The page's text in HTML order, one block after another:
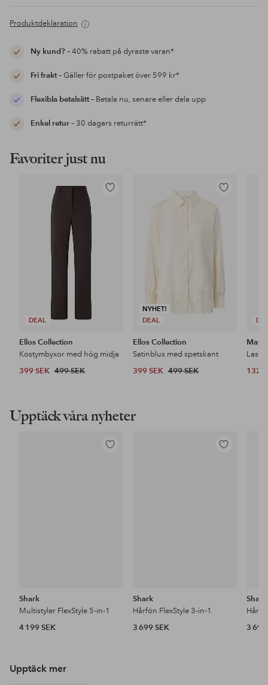
Produktdeklaration
Ny kund?– 40% rabatt på dyraste varan*
Fri frakt– Gäller för postpaket över 599 kr*
Flexibla betalsätt– Betala nu, senare eller dela upp
Enkel retur– 30 dagars returrätt*
Favoriter just nu
DEAL
Lägg
Ellos Collection
Kostymbyxor med hög midja
399 SEK 499 SEK
NYHET!
DEAL
Lägg
i
Ellos Collection
Satinblus med spetskant
399 SEK 499 SEK 132
Upptäck våra nyheter
Lägg
Shark
Multistyler FlexStyle 5-in-1
4 199 SEK
Lägg
Shark
Hårfön FlexStyle 3-in-1
3 699 SEK
Shark
3 699
Upptäck mer